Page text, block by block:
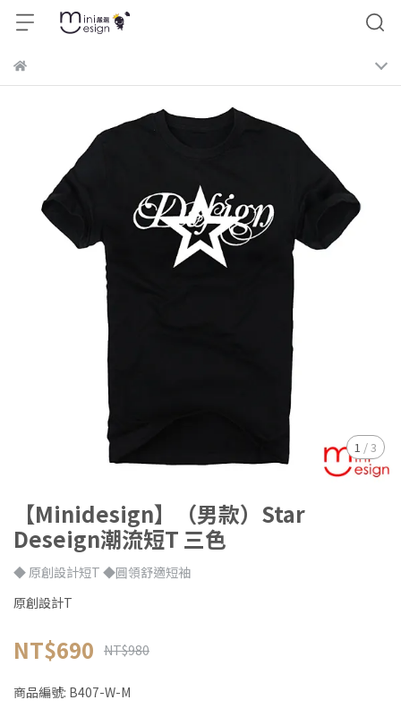
1 /3
【Minidesign】（男款）Star
Deseign潮流短T 三色
◆ 原創設計短T ◆圓領舒適短袖
原創設計T
NT$690 NT$980
商品編號: B407-W-M